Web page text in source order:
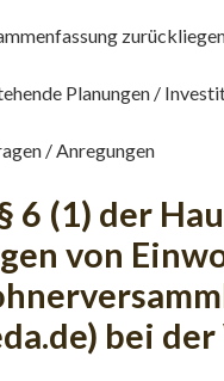
Planungen /
/ Anregungen
6 (1) der
von
bei